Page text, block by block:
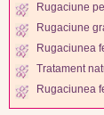
Rugaciune
Rugaciune
Rugaciunea
Tratament
Rugaciunea